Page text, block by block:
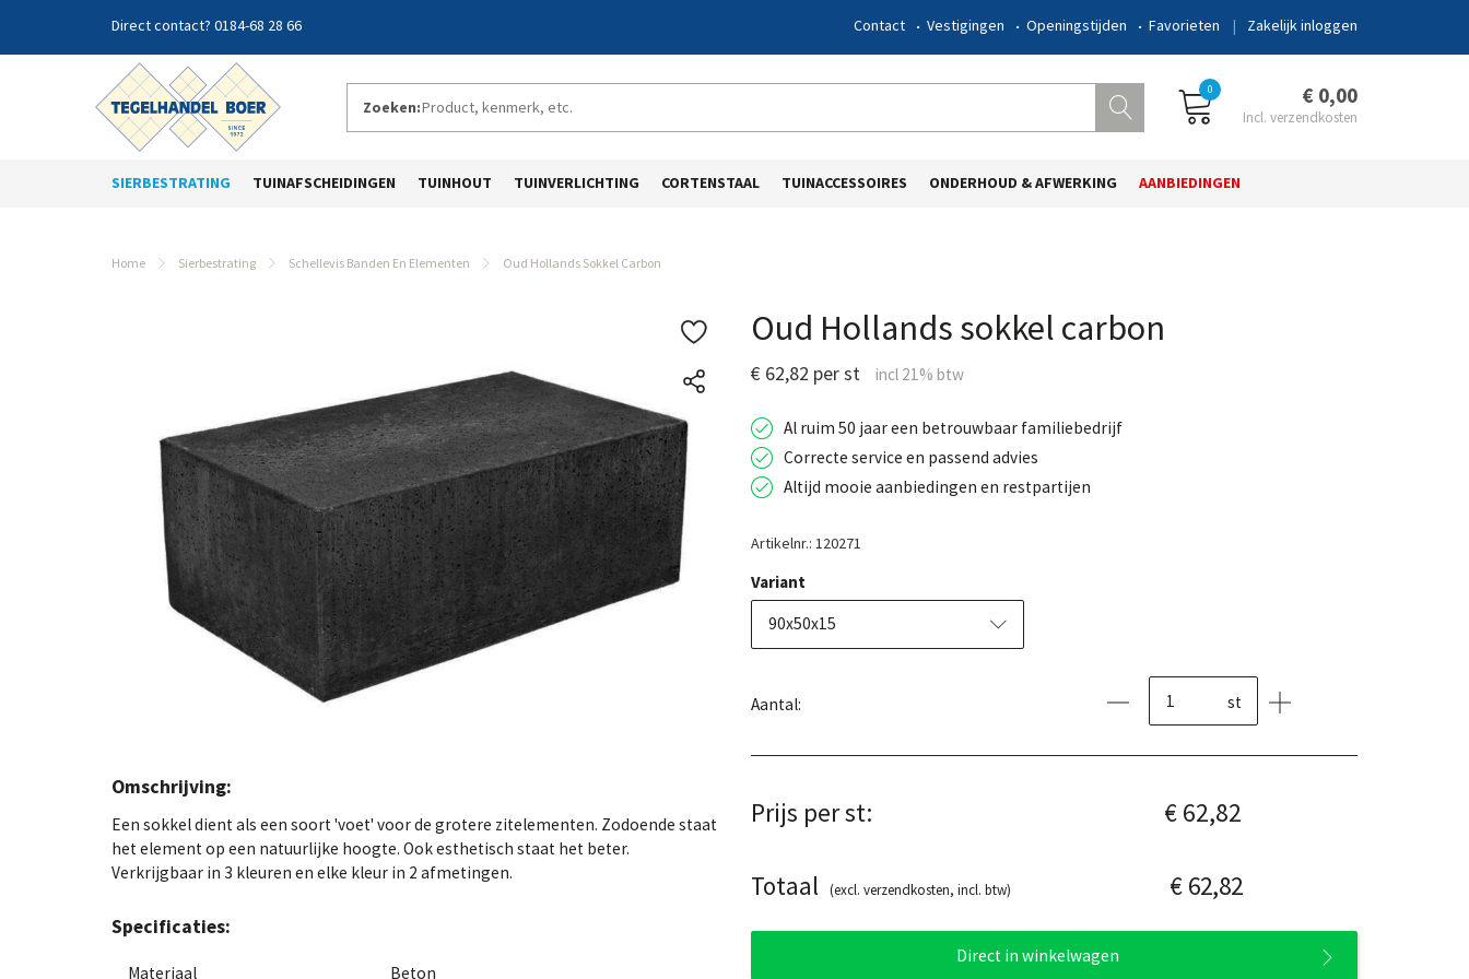
0184-68 28 66 Zakelijk inloggen
Contact Vestigingen Openingstijden Favorieten
Zoeken:
0 € 0,00
SIERBESTRATING TUINAFSCHEIDINGEN TUINHOUT TUINVERLICHTING CORTENSTAAL TUINACCESSOIRES ONDERHOUD & AFWERKING AANBIEDINGEN
Home Sierbestrating Schellevis Banden En Elementen Oud Hollands Sokkel Carbon
Omschrijving:
Een sokkel dient als een soort 'voet' voor de grotere zitelementen. Zodoende staat
het element op een natuurlijke hoogte. Ook esthetisch staat het beter.
Verkrijgbaar in 3 kleuren en elke kleur in 2 afmetingen.
Specificaties:
Materiaal Beton
Oud Hollands sokkel carbon
€ 62,82 per st
Al ruim 50 jaar een betrouwbaar familiebedrijf
Correcte service en passend advies
Altijd mooie aanbiedingen en restpartijen
Artikelnr.: 120271
Variant
90x50x15
Aantal: st
Prijs per st: € 62,82
Totaal (excl. verzendkosten, incl. btw) € 62,82
Direct in winkelwagen